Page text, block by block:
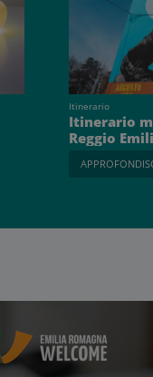
Itinerario
Itinerario
Reggio